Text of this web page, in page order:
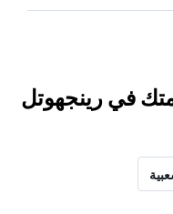
في رينجهوتل